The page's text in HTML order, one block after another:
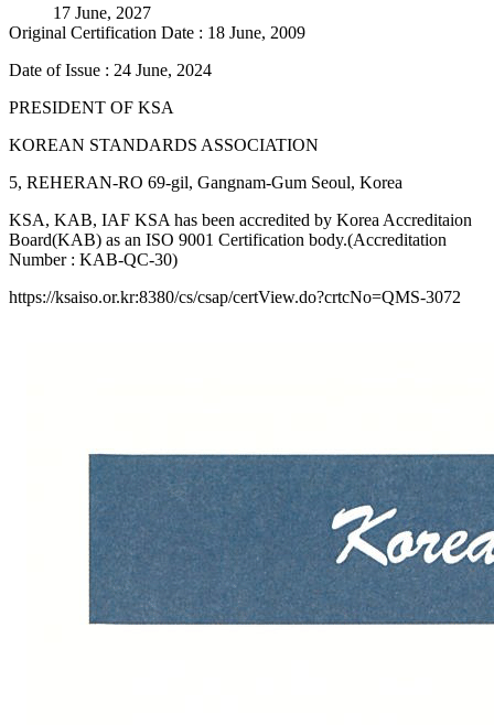
17 June, 2027
Original Certification Date : 18 June, 2009
Date of Issue : 24 June, 2024
PRESIDENT OF KSA
KOREAN STANDARDS ASSOCIATION
5, REHERAN-RO 69-gil, Gangnam-Gum Seoul, Korea
KSA, KAB, IAF KSA has been accredited by Korea Accreditaion
Board(KAB) as an ISO 9001 Certification body.(Accreditation
Number : KAB-QC-30)
https://ksaiso.or.kr:8380/cs/csap/certView.do?crtcNo=QMS-3072